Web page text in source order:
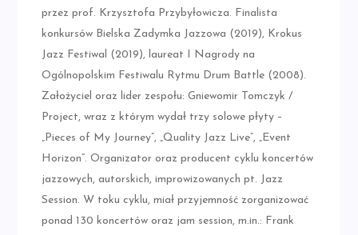
przez prof. Krzysztofa Przybyłowicza. Finalista
konkursów Bielska Zadymka Jazzowa (2019), Krokus
Jazz Festiwal (2019), laureat I Nagrody na
Ogólnopolskim Festiwalu Rytmu Drum Battle (2008).
Założyciel oraz lider zespołu: Gniewomir Tomczyk /
Project, wraz z którym wydał trzy solowe płyty –
„Pieces of My Journey”, „Quality Jazz Live”, „Event
Horizon”. Organizator oraz producent cyklu koncertów
jazzowych, autorskich, improwizowanych pt. Jazz
Session. W toku cyklu, miał przyjemność zorganizować
ponad 130 koncertów oraz jam session, m.in.: Frank